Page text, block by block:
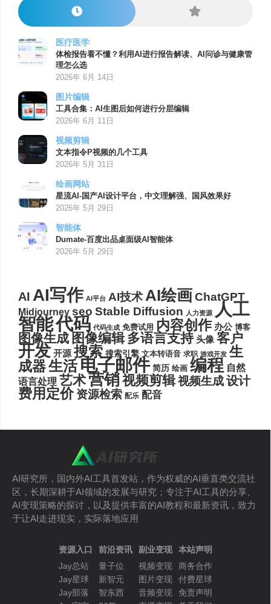
医疗医学
体检报告看不懂？利用AI进行报告解读、AI问诊与健康管
理怎么选
2026年 6月 14日
图片编辑
工具合集：AI生图后如何进行分层编辑
2026年 6月 11日
视频剪辑
文本指令P视频的几个工具
2026年 5月 31日
绘画网站
星流AI-国产AI设计平台，中文理解强、国风效果好
2026年 5月 29日
智能体
Dumate-百度出品桌面级AI智能体
2026年 5月 29日
AI AI写作 AI平台 AI技术AI绘画ChatGPT
Midjourney seo Stable Diffusion 人力资源 人工
智能代码 代码生成 免费试用 内容创作 办公 博客
图像生成 图像编辑 多语言支持 头像 客户
开发 开源 搜索 搜索引擎 文本转语音 求职 游戏开发 生
成器生活电子邮件 简历 绘画 编程 自然
语言处理 艺术营销视频剪辑视频生成设计
费用定价 资源检索 配乐 配音
AI研究所，国内外AI工具首发站，作为权威的AI垂直类交流社
区，长期深耕于AI领域的发展与研究；专注于AI工具的分享、
AI变现策略的探讨，以及提供丰富的AI教程和最新资讯，致力
于让AI走进现实，实际落地应用
资源入口
Jay总站
Jay星球
Jay部落
前沿资讯
量子位
新智元
智东西
副业变现
视频变现
图片变现
音频变现
本站声明
商务合作
付费星球
免责声明